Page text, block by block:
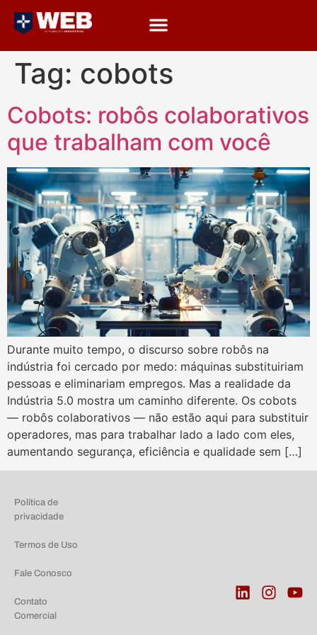
Tag: cobots
Cobots: robôs colaborativos
que trabalham com você
Durante muito tempo, o discurso sobre robôs na
indústria foi cercado por medo: máquinas substituiriam
pessoas e eliminariam empregos. Mas a realidade da
Indústria 5.0 mostra um caminho diferente. Os cobots
— robôs colaborativos — não estão aqui para substituir
operadores, mas para trabalhar lado a lado com eles,
aumentando segurança, eficiência e qualidade sem […]
Política de
privacidade
Termos de Uso
Fale Conosco
Contato
Comercial